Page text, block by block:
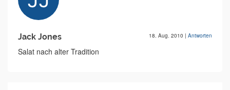
Jack Jones 18. Aug. 2010 | Antworten
Salat nach alter Tradition